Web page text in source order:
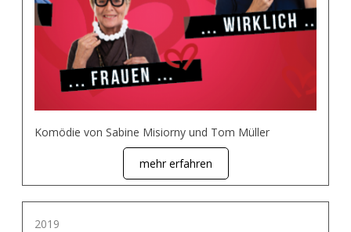
Komödie von Sabine Misiorny und Tom Müller
mehr erfahren
2019